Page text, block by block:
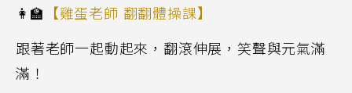
👩 【雞蛋老師 翻翻體操課】
跟著老師一起動起來，翻滾伸展，笑聲與元氣滿
滿！